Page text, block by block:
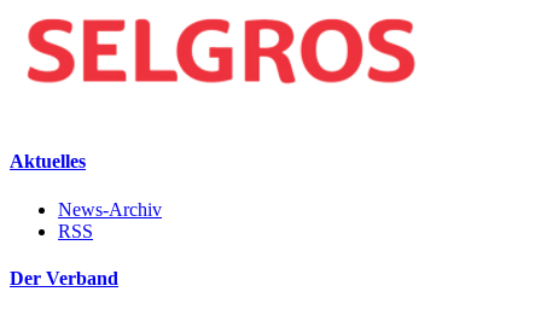
Aktuelles
News-Archiv
RSS
Der Verband